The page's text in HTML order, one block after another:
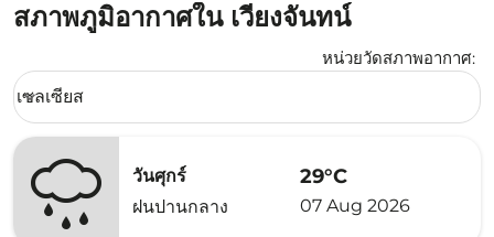
สภาพภูมิอากาศใน เวียงจันทน์
หน่วยวัดสภาพอากาศ:
Weather unit option เซลเซียส Selected
เซลเซียส
keyboard_arrow_down
วันศุกร์
ฝนปานกลาง
29°C
07 Aug 2026